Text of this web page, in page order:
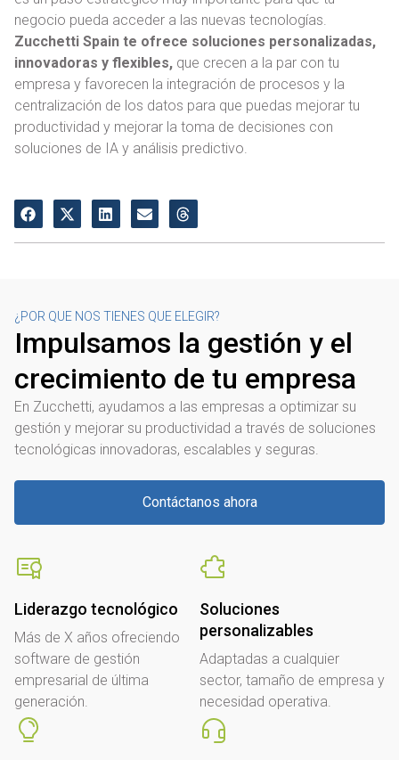
negocio pueda acceder a las nuevas tecnologías.
Zucchetti Spain te ofrece soluciones personalizadas,
innovadoras y flexibles, que crecen a la par con tu
empresa y favorecen la integración de procesos y la
centralización de los datos para que puedas mejorar tu
productividad y mejorar la toma de decisiones con
soluciones de IA y análisis predictivo.
¿POR QUE NOS TIENES QUE ELEGIR?
Impulsamos la gestión y el
crecimiento de tu empresa
En Zucchetti, ayudamos a las empresas a optimizar su
gestión y mejorar su productividad a través de soluciones
tecnológicas innovadoras, escalables y seguras.
Contáctanos ahora
Liderazgo tecnológico
Más de X años ofreciendo
software de gestión
empresarial de última
generación.
Soluciones
personalizables
Adaptadas a cualquier
sector, tamaño de empresa y
necesidad operativa.